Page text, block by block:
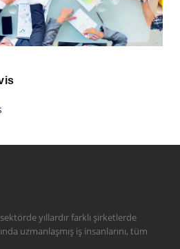
yıllardır farklı şirketlerde
uzmanlaşmış iş insanlarını, tüm